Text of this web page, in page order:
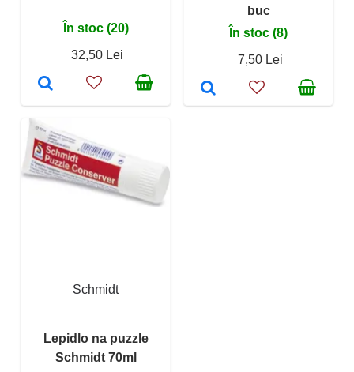
În stoc (20)
32,50 Lei
buc
În stoc (8)
7,50 Lei
Schmidt
Lepidlo na puzzle
Schmidt 70ml